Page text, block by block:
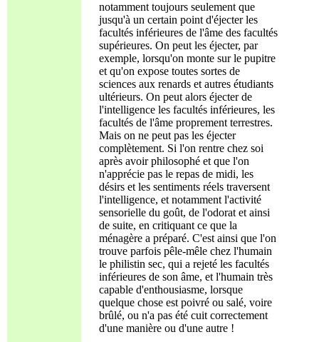
notamment toujours seulement que
jusqu'à un certain point d'éjecter les
facultés inférieures de l'âme des facultés
supérieures. On peut les éjecter, par
exemple, lorsqu'on monte sur le pupitre
et qu'on expose toutes sortes de
sciences aux renards et autres étudiants
ultérieurs. On peut alors éjecter de
l'intelligence les facultés inférieures, les
facultés de l'âme proprement terrestres.
Mais on ne peut pas les éjecter
complètement. Si l'on rentre chez soi
après avoir philosophé et que l'on
n'apprécie pas le repas de midi, les
désirs et les sentiments réels traversent
l'intelligence, et notamment l'activité
sensorielle du goût, de l'odorat et ainsi
de suite, en critiquant ce que la
ménagère a préparé. C'est ainsi que l'on
trouve parfois pêle-mêle chez l'humain
le philistin sec, qui a rejeté les facultés
inférieures de son âme, et l'humain très
capable d'enthousiasme, lorsque
quelque chose est poivré ou salé, voire
brûlé, ou n'a pas été cuit correctement
d'une manière ou d'une autre !